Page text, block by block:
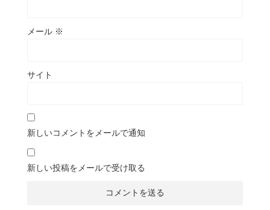
メール ※
サイト
新しいコメントをメールで通知
新しい投稿をメールで受け取る